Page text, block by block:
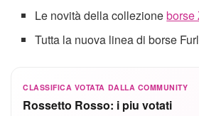
Le novità della collezioneborse
Tutta la nuova linea di borse
CLASSIFICA VOTATA DALLA COMMUNITY
Rossetto Rosso: i piu votati